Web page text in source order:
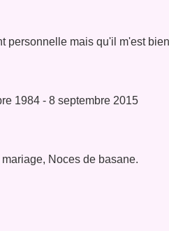
personnelle mais qu'il m'est
1984 - 8 septembre 2015
Noces de basane.